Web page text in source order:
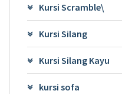
Kursi Scramble\
Kursi Silang
Kursi Silang Kayu
kursi sofa